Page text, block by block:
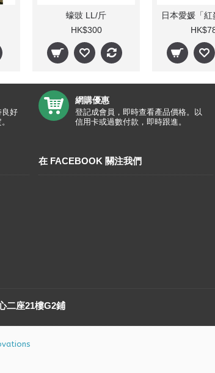
蠔豉 LL/斤
HK$300
良好
網購優惠
登記成會員，即時查看產品價格。以
信用卡或過數付款，即時跟進。
在 FACEBOOK 關注我們
二座21樓G2鋪